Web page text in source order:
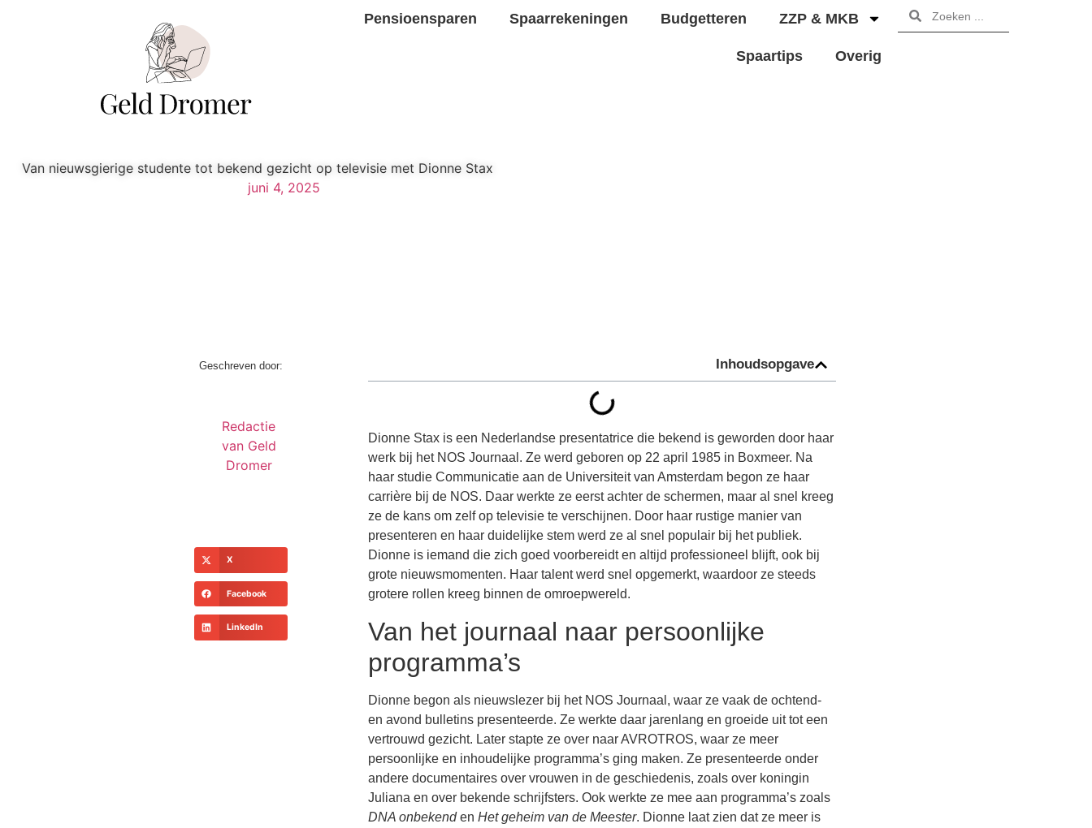
Pensioensparen Spaarrekeningen Budgetteren ZZP & MKB
Spaartips Overig
Van nieuwsgierige studente tot bekend gezicht op televisie met Dionne Stax
juni 4, 2025
Geschreven door:
Redactie
van Geld
Dromer
X
Facebook
LinkedIn
Inhoudsopgave
Dionne Stax is een Nederlandse presentatrice die bekend is geworden door haar
werk bij het NOS Journaal. Ze werd geboren op 22 april 1985 in Boxmeer. Na
haar studie Communicatie aan de Universiteit van Amsterdam begon ze haar
carrière bij de NOS. Daar werkte ze eerst achter de schermen, maar al snel kreeg
ze de kans om zelf op televisie te verschijnen. Door haar rustige manier van
presenteren en haar duidelijke stem werd ze al snel populair bij het publiek.
Dionne is iemand die zich goed voorbereidt en altijd professioneel blijft, ook bij
grote nieuwsmomenten. Haar talent werd snel opgemerkt, waardoor ze steeds
grotere rollen kreeg binnen de omroepwereld.
Van het journaal naar persoonlijke
programma’s
Dionne begon als nieuwslezer bij het NOS Journaal, waar ze vaak de ochtend-
en avond bulletins presenteerde. Ze werkte daar jarenlang en groeide uit tot een
vertrouwd gezicht. Later stapte ze over naar AVROTROS, waar ze meer
persoonlijke en inhoudelijke programma’s ging maken. Ze presenteerde onder
andere documentaires over vrouwen in de geschiedenis, zoals over koningin
Juliana en over bekende schrijfsters. Ook werkte ze mee aan programma’s zoals
DNA onbekendenHet geheim van de Meester. Dionne laat zien dat ze meer is